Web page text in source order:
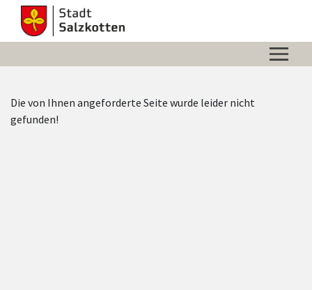
Zum Header
Zum Hauptinhalt
Zum Footer
Zum Hauptinhalt springen
Die von Ihnen angeforderte Seite wurde leider nicht
gefunden!